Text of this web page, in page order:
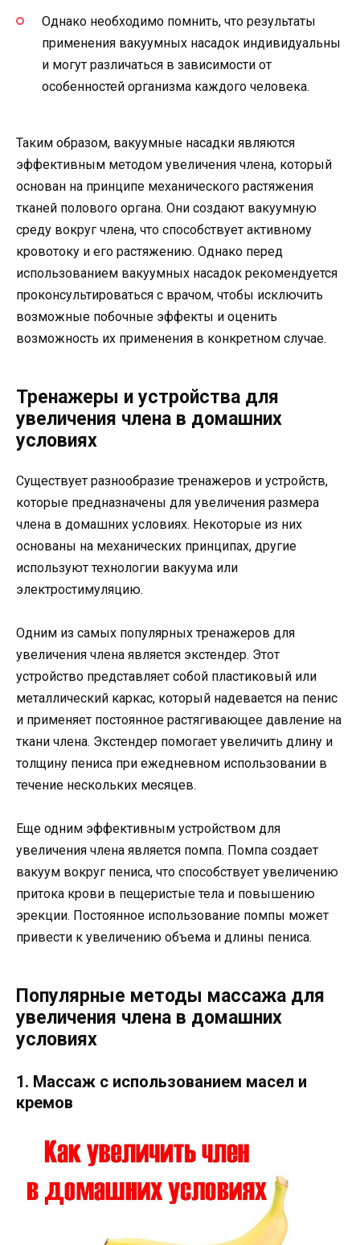
Однако необходимо помнить, что результаты
применения вакуумных насадок индивидуальны
и могут различаться в зависимости от
особенностей организма каждого человека.
Таким образом, вакуумные насадки являются
эффективным методом увеличения члена, который
основан на принципе механического растяжения
тканей полового органа. Они создают вакуумную
среду вокруг члена, что способствует активному
кровотоку и его растяжению. Однако перед
использованием вакуумных насадок рекомендуется
проконсультироваться с врачом, чтобы исключить
возможные побочные эффекты и оценить
возможность их применения в конкретном случае.
Тренажеры и устройства для
увеличения члена в домашних
условиях
Существует разнообразие тренажеров и устройств,
которые предназначены для увеличения размера
члена в домашних условиях. Некоторые из них
основаны на механических принципах, другие
используют технологии вакуума или
электростимуляцию.
Одним из самых популярных тренажеров для
увеличения члена является экстендер. Этот
устройство представляет собой пластиковый или
металлический каркас, который надевается на пенис
и применяет постоянное растягивающее давление на
ткани члена. Экстендер помогает увеличить длину и
толщину пениса при ежедневном использовании в
течение нескольких месяцев.
Еще одним эффективным устройством для
увеличения члена является помпа. Помпа создает
вакуум вокруг пениса, что способствует увеличению
притока крови в пещеристые тела и повышению
эрекции. Постоянное использование помпы может
привести к увеличению объема и длины пениса.
Популярные методы массажа для
увеличения члена в домашних
условиях
1. Массаж с использованием масел и
кремов